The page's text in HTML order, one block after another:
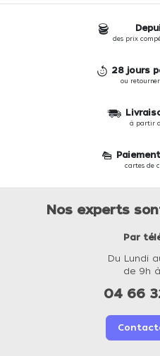
des prix
28 jours
ou
à partir
cartes de
Nos experts
Par
Du Lundi
de 9h
04 66